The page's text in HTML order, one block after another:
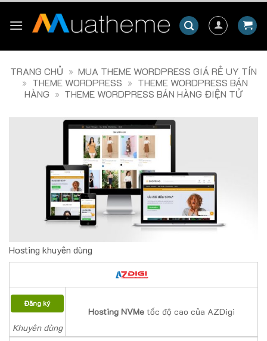
TRANG CHỦ » MUA THEME WORDPRESS GIÁ RẺ UY TÍN
» THEME WORDPRESS » THEME WORDPRESS BÁN
HÀNG » THEME WORDPRESS BÁN HÀNG ĐIỆN TỬ
Hosting khuyên dùng
Đăng ký
Khuyên dùng
Hosting NVMe tốc độ cao của AZDigi